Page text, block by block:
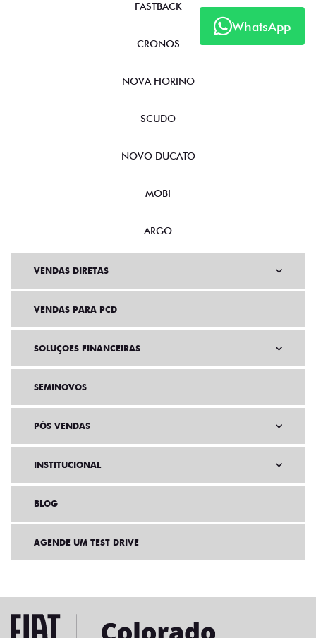
WhatsApp
FASTBACK
CRONOS
NOVA FIORINO
SCUDO
NOVO DUCATO
MOBI
ARGO
VENDAS DIRETAS
VENDAS PARA PCD
SOLUÇÕES FINANCEIRAS
SEMINOVOS
PÓS VENDAS
INSTITUCIONAL
BLOG
AGENDE UM TEST DRIVE